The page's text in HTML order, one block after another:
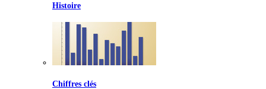
Histoire
Chiffres clés